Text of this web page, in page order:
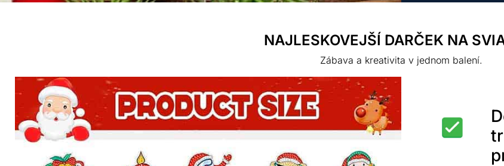
NAJLESKOVEJŠÍ DARČEK NA
Zábava a kreativita v jednom balení.